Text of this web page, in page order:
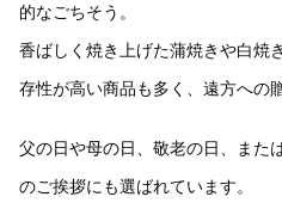
的なごちそう。
香ばしく焼き上げた蒲焼きや白焼
存性が高い商品も多く、遠方への
父の日や母の日、敬老の日、また
のご挨拶にも選ばれています。